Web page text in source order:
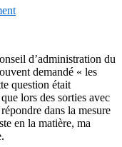
d’administration du
demandé « les
question était
lors des sorties avec
dans la mesure
en la matière, ma